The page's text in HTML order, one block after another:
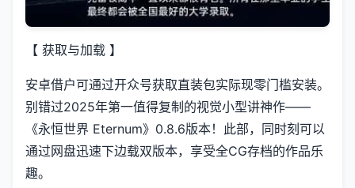
【 获取与加载 】
安卓借户可通过开众号获取直装包实际现零门槛安装。
别错过2025年第一值得复制的视觉小型讲神作——
《永恒世界 Eternum》0.8.6版本！此部，同时刻可以
通过网盘迅速下边载双版本，享受全CG存档的作品乐
趣。